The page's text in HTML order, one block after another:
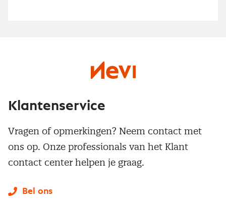
Klantenservice
Vragen of opmerkingen? Neem contact met
ons op. Onze professionals van het Klant
contact center helpen je graag.
Bel ons